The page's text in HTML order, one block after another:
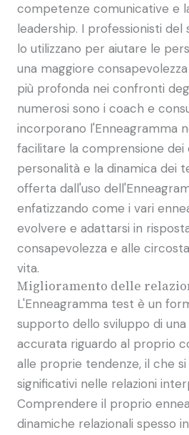
competenze comunicative e
leadership. I professionisti
lo utilizzano per aiutare le
una maggiore
più profonda nei confronti
numerosi sono i coach e
incorporano l'Enneagramma
facilitare la comprensione dei
personalità e la dinamica dei
offerta dall'uso
enfatizzando come i vari
evolvere e adattarsi in
consapevolezza e alle
vita.
Miglioramento delle
L'Enneagramma test è un
supporto dello sviluppo di
accurata riguardo al proprio
alle proprie tendenze, il che
significativi nelle relazioni
Comprendere il proprio
dinamiche relazionali spesso